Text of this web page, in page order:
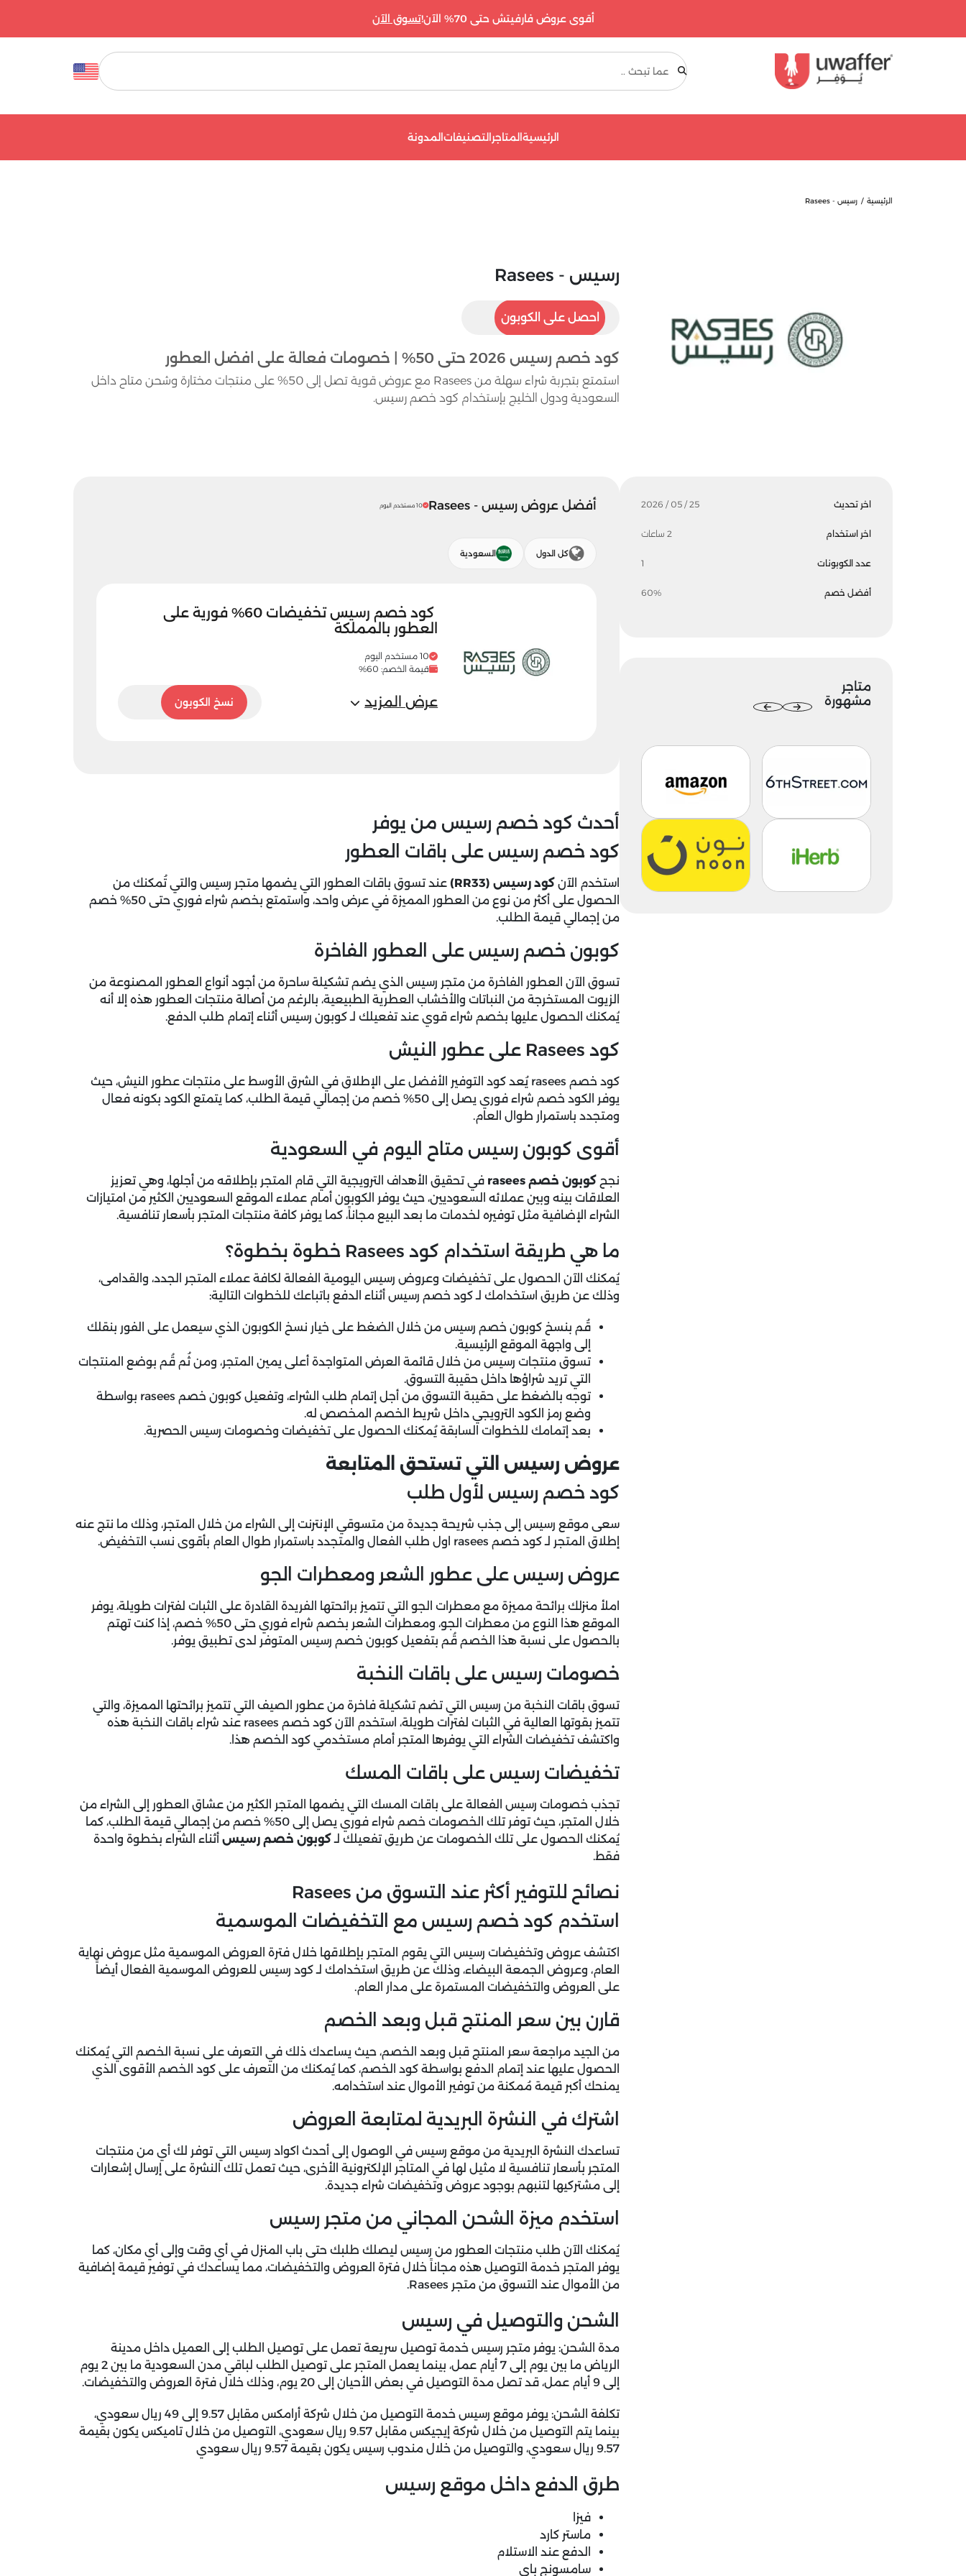
أقوى عروض فارفيتش حتى 70% الآن! تسوق الآن
بحث
الرئيسيةالمتاجرالتصنيفاتالمدونة
الرئيسية رسيس - Rasees
رسيس - Rasees
RR33
احصل على الكوبون
كود خصم رسيس 2026 حتى 50% | خصومات فعالة على افضل العطور
استمتع بتجربة شراء سهلة من Rasees مع عروض قوية تصل إلى 50% على منتجات مختارة وشحن متاح داخل
السعودية ودول الخليج بإستخدام كود خصم رسيس.
اخر تحديث 25 / 05 / 2026
اخر استخدام 2 ساعات
عدد الكوبونات 1
أفضل خصم 60%
متاجر
مشهورة
أفضل عروض رسيس - Rasees 10 مستخدم اليوم
كل الدول السعودية
كود خصم رسيس تخفيضات 60% فورية على
العطور بالمملكة
10 مستخدم اليوم
قيمة الخصم: 60%
عرض المزيد RR33
نسخ الكوبون
أحدث كود خصم رسيس من يوفر
كود خصم رسيس على باقات العطور
استخدم الآن كود رسيس (RR33)
عند تسوق باقات العطور التي يضمها متجر رسيس والتي تُمكنك من
الحصول على أكثر من نوع من العطور المميزة في عرض واحد، واستمتع بخصم شراء فوري حتى 50% خصم
من إجمالي قيمة الطلب.
كوبون خصم رسيس على العطور الفاخرة
تسوق الآن العطور الفاخرة من متجر رسيس الذي يضم تشكيلة ساحرة من أجود أنواع العطور المصنوعة من
الزيوت المستخرجة من النباتات والأخشاب العطرية الطبيعية، بالرغم من أصالة منتجات العطور هذه إلا أنه
يُمكنك الحصول عليها بخصم شراء قوي عند تفعيلك لـ كوبون رسيس أثناء إتمام طلب الدفع.
كود Rasees على عطور النيش
كود خصم rasees يُعد كود التوفير الأفضل على الإطلاق في الشرق الأوسط على منتجات عطور النيش، حيث
يوفر الكود خصم شراء فوري يصل إلى 50% خصم من إجمالي قيمة الطلب، كما يتمتع الكود بكونه فعال
ومتجدد باستمرار طوال العام.
أقوى كوبون رسيس متاح اليوم في السعودية
نجح كوبون خصم rasees
في تحقيق الأهداف الترويجية التي قام المتجر بإطلاقه من أجلها، وهي تعزيز
العلاقات بينه وبين عملائه السعوديين، حيث يوفر الكوبون أمام عملاء الموقع السعوديين الكثير من امتيازات
الشراء الإضافية مثل توفيره لخدمات ما بعد البيع مجاناً، كما يوفر كافة منتجات المتجر بأسعار تنافسية.
ما هي طريقة استخدام كود Rasees خطوة بخطوة؟
يُمكنك الآن الحصول على تخفيضات وعروض رسيس اليومية الفعالة لكافة عملاء المتجر الجدد، والقدامى،
وذلك عن طريق استخدامك لـ كود خصم رسيس أثناء الدفع باتباعك للخطوات التالية:
قُم بنسخ كوبون خصم رسيس من خلال الضغط على خيار نسخ الكوبون الذي سيعمل على الفور بنقلك
إلى واجهة الموقع الرئيسية.
تسوق منتجات رسيس من خلال قائمة العرض المتواجدة أعلى يمين المتجر، ومن ثُم قُم بوضع المنتجات
التي تريد شراؤها داخل حقيبة التسوق.
توجه بالضغط على حقيبة التسوق من أجل إتمام طلب الشراء، وتفعيل كوبون خصم rasees بواسطة
وضع رمز الكود الترويجي داخل شريط الخصم المخصص له.
بعد إتمامك للخطوات السابقة يُمكنك الحصول على تخفيضات وخصومات رسيس الحصرية.
عروض رسيس التي تستحق المتابعة
كود خصم رسيس لأول طلب
سعى موقع رسيس إلى جذب شريحة جديدة من متسوقي الإنترنت إلى الشراء من خلال المتجر، وذلك ما نتج عنه
إطلاق المتجر لـ كود خصم rasees اول طلب الفعال والمتجدد باستمرار طوال العام بأقوى نسب التخفيض.
عروض رسيس على عطور الشعر ومعطرات الجو
املأ منزلك برائحة مميزة مع معطرات الجو التي تتميز برائحتها الفريدة القادرة على الثبات لفترات طويلة، يوفر
الموقع هذا النوع من معطرات الجو، ومعطرات الشعر بخصم شراء فوري حتى 50% خصم، إذا كنت تهتم
بالحصول على نسبة هذا الخصم قُم بتفعيل كوبون خصم رسيس المتوفر لدى تطبيق يوفر.
خصومات رسيس على باقات النخبة
تسوق باقات النخبة من رسيس التي تضم تشكيلة فاخرة من عطور الصيف التي تتميز برائحتها المميزة، والتي
تتميز بقوتها العالية في الثبات لفترات طويلة، استخدم الآن كود خصم rasees عند شراء باقات النخبة هذه
واكتشف تخفيضات الشراء التي يوفرها المتجر أمام مستخدمي كود الخصم هذا.
تخفيضات رسيس على باقات المسك
تجذب خصومات رسيس الفعالة على باقات المسك التي يضمها المتجر الكثير من عشاق العطور إلى الشراء من
خلال المتجر، حيث توفر تلك الخصومات خصم شراء فوري يصل إلى 50% خصم من إجمالي قيمة الطلب، كما
يُمكنك الحصول على تلك الخصومات عن طريق تفعيلك لـكوبون خصم رسيس أثناء الشراء بخطوة واحدة
فقط.
نصائح للتوفير أكثر عند التسوق من Rasees
استخدم كود خصم رسيس مع التخفيضات الموسمية
اكتشف عروض وتخفيضات رسيس التي يقوم المتجر بإطلاقها خلال فترة العروض الموسمية مثل عروض نهاية
العام، وعروض الجمعة البيضاء، وذلك عن طريق استخدامك لـ كود رسيس للعروض الموسمية الفعال أيضاً
على العروض والتخفيضات المستمرة على مدار العام.
قارن بين سعر المنتج قبل وبعد الخصم
من الجيد مراجعة سعر المنتج قبل وبعد الخصم، حيث يساعدك ذلك في التعرف على نسبة الخصم التي يُمكنك
الحصول عليها عند إتمام الدفع بواسطة كود الخصم، كما يُمكنك من التعرف على كود الخصم الأقوى الذي
يمنحك أكبر قيمة مُمكنة من توفير الأموال عند استخدامه.
اشترك في النشرة البريدية لمتابعة العروض
تساعدك النشرة البريدية من موقع رسيس في الوصول إلى أحدث اكواد رسيس التي توفر لك أي من منتجات
المتجر بأسعار تنافسية لا مثيل لها في المتاجر الإلكترونية الأخرى، حيث تعمل تلك النشرة على إرسال إشعارات
إلى مشتركيها لتنبهم بوجود عروض وتخفيضات شراء جديدة.
استخدم ميزة الشحن المجاني من متجر رسيس
يُمكنك الآن طلب منتجات العطور من رسيس ليصلك طلبك حتى باب المنزل في أي وقت وإلى أي مكان، كما
يوفر المتجر خدمة التوصيل هذه مجاناً خلال فترة العروض والتخفيضات، مما يساعدك في توفير قيمة إضافية
من الأموال عند التسوق من متجر Rasees.
الشحن والتوصيل في رسيس
مدة الشحن: يوفر متجر رسيس خدمة توصيل سريعة تعمل على توصيل الطلب إلى العميل داخل مدينة
الرياض ما بين يوم إلى 7 أيام عمل، بينما يعمل المتجر على توصيل الطلب لباقي مدن السعودية ما بين 2 يوم
إلى 9 أيام عمل، قد تصل مدة التوصيل في بعض الأحيان إلى 20 يوم، وذلك خلال فترة العروض والتخفيضات.
تكلفة الشحن: يوفر موقع رسيس خدمة التوصيل من خلال شركة أرامكس مقابل 9.57 إلى 49 ريال سعودي،
بينما يتم التوصيل من خلال شركة إيجيكس مقابل 9.57 ريال سعودي، التوصيل من خلال تاميكس يكون بقيمة
9.57 ريال سعودي، والتوصيل من خلال مندوب رسيس يكون بقيمة 9.57 ريال سعودي
طرق الدفع داخل موقع رسيس
فيزا
ماستر كارد
الدفع عند الاستلام
سامسونج باي